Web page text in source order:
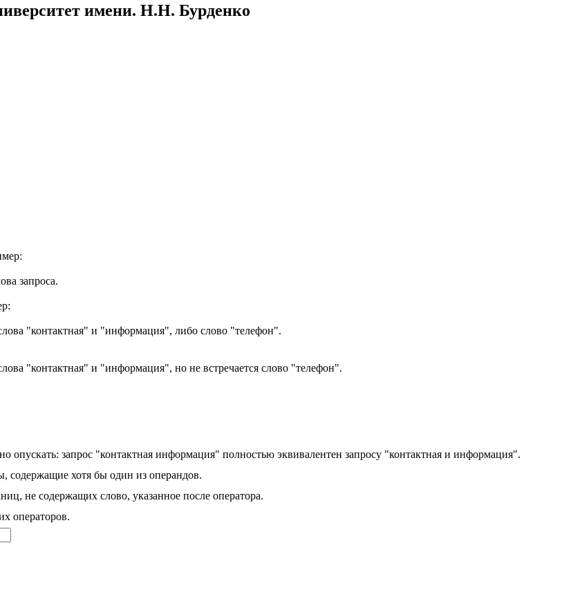
имени. Н.Н. Бурденко
запроса.
"контактная" и "информация", либо слово "телефон".
"контактная" и "информация", но не встречается слово "телефон".
опускать: запрос "контактная информация" полностью эквивалентен запросу "контактная и информация".
содержащие хотя бы один из операндов.
не содержащих слово, указанное после оператора.
операторов.